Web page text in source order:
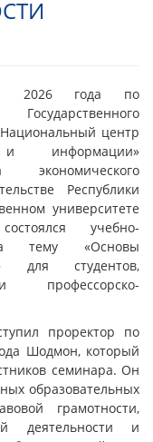
2026 года по
центр
информации»
экономического
Республики
университете
учебно-
тему «Основы
для студентов,
профессорско-
проректор по
Шодмон, который
семинара. Он
образовательных
грамотности,
деятельности и